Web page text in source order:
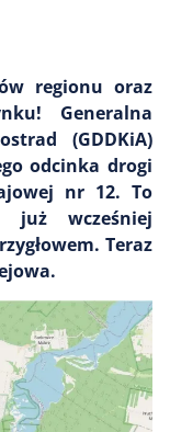
regionu oraz
Generalna
(GDDKiA)
odcinka drogi
nr 12. To
już wcześniej
Teraz